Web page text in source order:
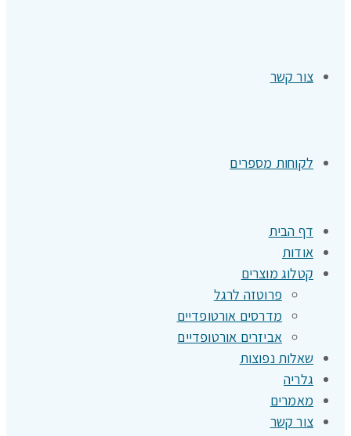
צור קשר
לקוחות מספרים
דף הבית
אודות
קטלוג מוצרים
פרוטזה לרגל
מדרסים אורטופדיים
אביזרים אורטופדיים
שאלות נפוצות
גלריה
מאמרים
צור קשר